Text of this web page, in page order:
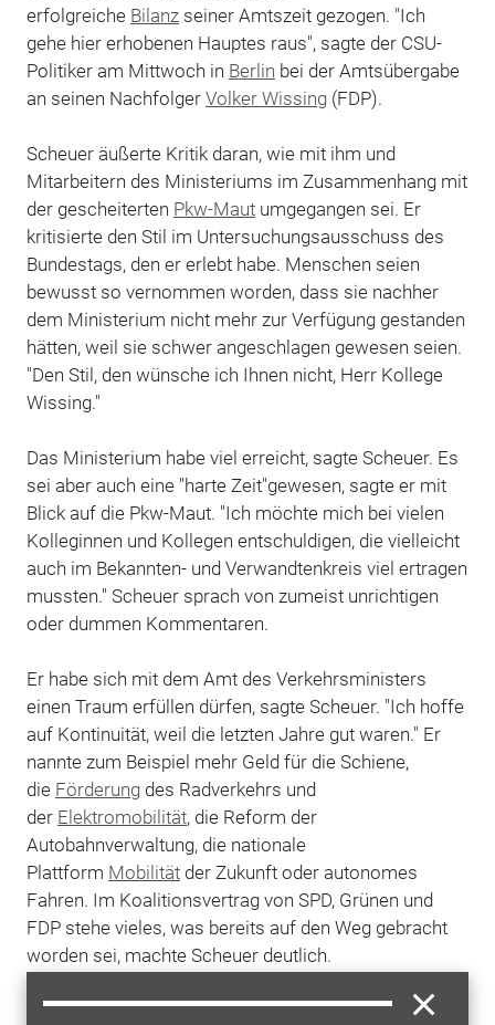
erfolgreiche Bilanz seiner Amtszeit gezogen. "Ich
gehe hier erhobenen Hauptes raus", sagte der CSU-
Politiker am Mittwoch in Berlin bei der Amtsübergabe
an seinen Nachfolger Volker Wissing(FDP).
Scheuer äußerte Kritik daran, wie mit ihm und
Mitarbeitern des Ministeriums im Zusammenhang mit
der gescheiterten Pkw-Mautumgegangen sei. Er
kritisierte den Stil im Untersuchungsausschuss des
Bundestags, den er erlebt habe. Menschen seien
bewusst so vernommen worden, dass sie nachher
dem Ministerium nicht mehr zur Verfügung gestanden
hätten, weil sie schwer angeschlagen gewesen seien.
"Den Stil, den wünsche ich Ihnen nicht, Herr Kollege
Wissing."
Das Ministerium habe viel erreicht, sagte Scheuer. Es
sei aber auch eine "harte Zeit"gewesen, sagte er mit
Blick auf die Pkw-Maut. "Ich möchte mich bei vielen
Kolleginnen und Kollegen entschuldigen, die vielleicht
auch im Bekannten- und Verwandtenkreis viel ertragen
mussten." Scheuer sprach von zumeist unrichtigen
oder dummen Kommentaren.
Er habe sich mit dem Amt des Verkehrsministers
einen Traum erfüllen dürfen, sagte Scheuer. "Ich hoffe
auf Kontinuität, weil die letzten Jahre gut waren." Er
nannte zum Beispiel mehr Geld für die Schiene,
die Förderung des Radverkehrs und
der Elektromobilität, die Reform der
Autobahnverwaltung, die nationale
Plattform Mobilität der Zukunft oder autonomes
Fahren. Im Koalitionsvertrag von SPD, Grünen und
FDP stehe vieles, was bereits auf den Weg gebracht
worden sei, machte Scheuer deutlich.
Die Pkw-Maut – ein CSU-Prestigeprojekt – war im